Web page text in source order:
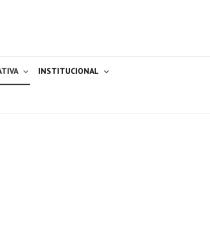
INSTITUCIONAL